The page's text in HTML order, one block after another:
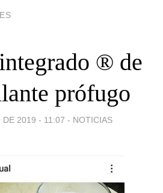
® de
prófugo
DE 2019 - 11:07 - NOTICIAS